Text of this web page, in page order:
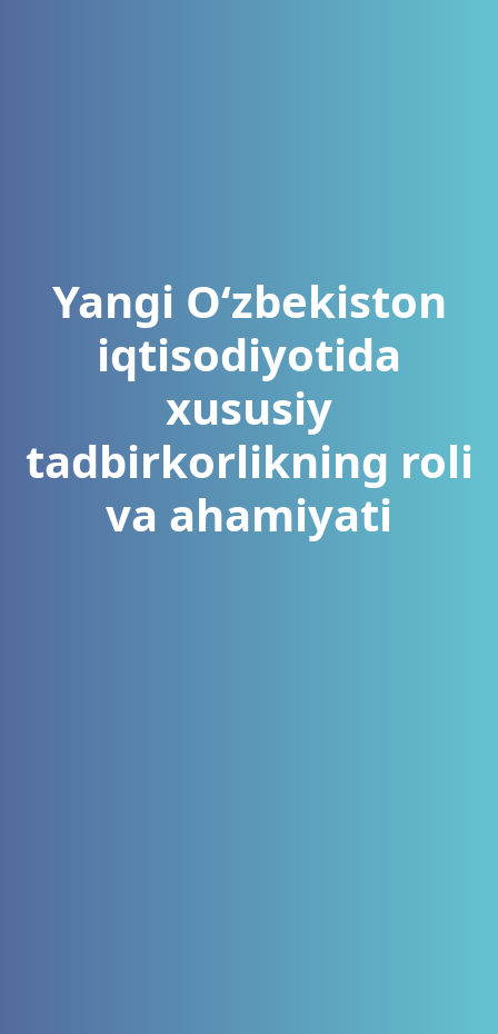
Yangi O‘zbekiston
iqtisodiyotida
xususiy
tadbirkorlikning roli
va ahamiyati